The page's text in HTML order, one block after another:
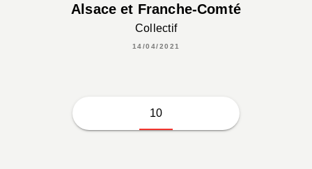
Alsace et Franche-Comté
Collectif
14/04/2021
10